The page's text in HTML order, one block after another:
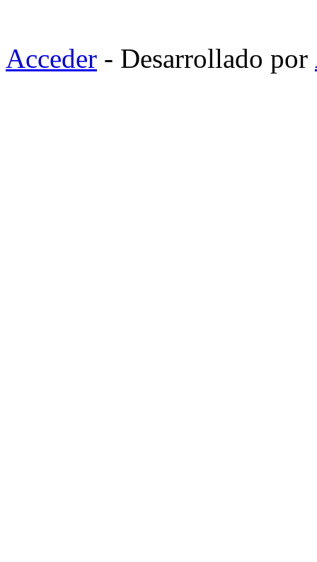
Acceder - Desarrollado por